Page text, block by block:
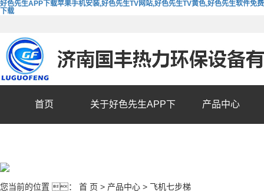
好色先生APP下载苹果手机安装,好色先生TV网站,好色先生TV黄色,好色先生软件免费
下载
首页 关于好色先生APP下 产品中心
您当前的位置 ： 首 页 > 产品中心 > 飞机七步梯